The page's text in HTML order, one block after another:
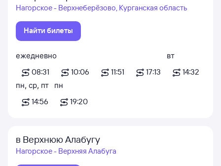
Нагорское - Верхнеберёзово, Курганская область
Найти билеты
ежедневно
08:31
10:06 11:51 17:13
вт
14:32
пн, ср, пт
14:56
пн
19:20
в Верхнюю Алабугу
Нагорское - Верхняя Алабуга